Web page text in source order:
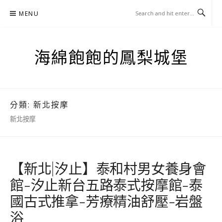
MENU
海綿飽飽的鳳梨城堡
分類: 新北按摩
新北按摩
【新北|汐止】泰和村男女養身會
館-汐止新台五路泰式按摩館-泰
國古式推拿-芳療精油舒壓-岩盤
浴